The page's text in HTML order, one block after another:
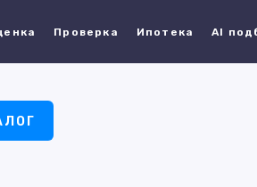
Проверка Ипотека AI